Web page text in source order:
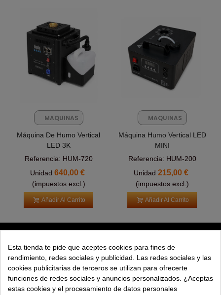
MAQUINAS
FX
Máquina De Humo Vertical
LED 3K
Referencia: HUM-720
Unidad640,00 €
(impuestos excl.)
Añadir Al Carrito
MAQUINAS
FX
Máquina Humo Vertical LED
MINI
Referencia: HUM-200
Unidad215,00 €
(impuestos excl.)
Añadir Al Carrito
EXPLORAR
EMPRESA
Esta tienda te pide que aceptes cookies para fines de
rendimiento, redes sociales y publicidad. Las redes sociales y las
cookies publicitarias de terceros se utilizan para ofrecerte
funciones de redes sociales y anuncios personalizados. ¿Aceptas
estas cookies y el procesamiento de datos personales